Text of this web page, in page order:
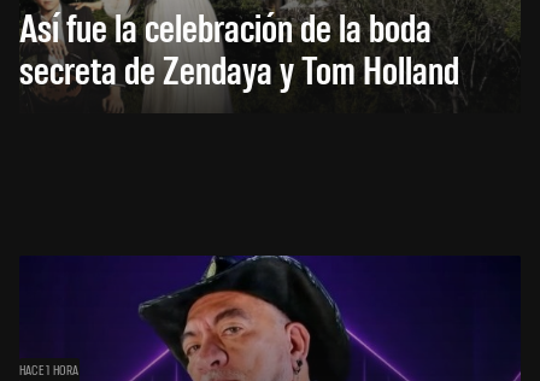
Así fue la celebración de la boda
secreta de Zendaya y Tom Holland
HACE 1 HORA